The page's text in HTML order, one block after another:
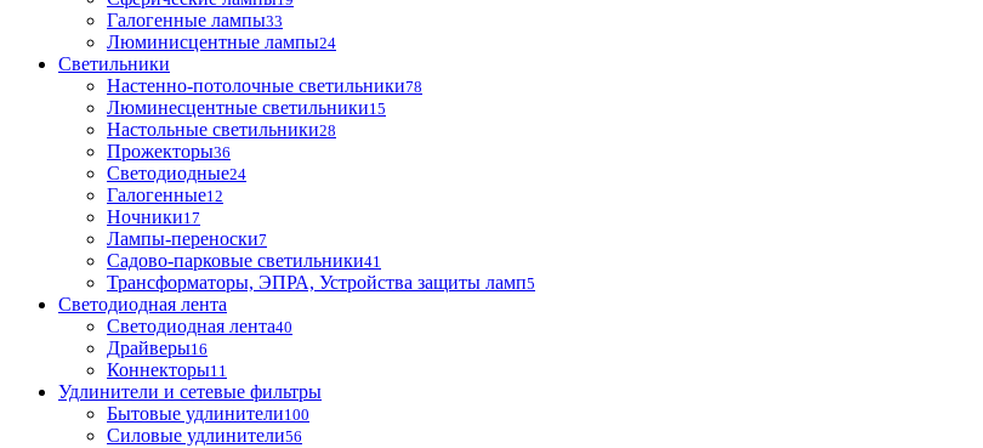
Галогенные лампы33
Люминисцентные лампы24
Светильники
Настенно-потолочные светильники78
Люминесцентные светильники15
Настольные светильники28
Прожекторы36
Светодиодные24
Галогенные12
Ночники17
Лампы-переноски7
Садово-парковые светильники41
Трансформаторы, ЭПРА, Устройства защиты ламп5
Светодиодная лента
Светодиодная лента40
Драйверы16
Коннекторы11
Удлинители и сетевые фильтры
Бытовые удлинители100
Силовые удлинители56